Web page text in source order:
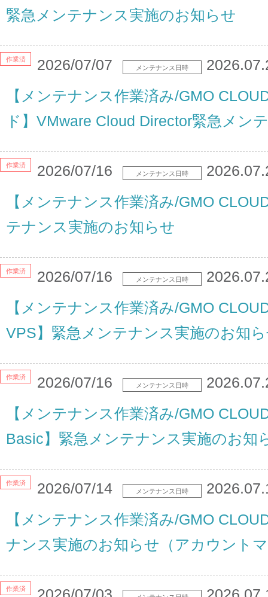
緊急メンテナンス実施のお知らせ
2026/07/07 メンテナンス日時
作業済
【メンテナンス作業済み/GMO
ド】VMware Cloud Director緊急メン
2026/07/16 メンテナンス日時
作業済
【メンテナンス作業済み/GMO
テナンス実施のお知らせ
2026/07/16 メンテナンス日時
作業済
【メンテナンス作業済み/GMO
VPS】緊急メンテナンス実施のお知
2026/07/16 メンテナンス日時
作業済
【メンテナンス作業済み/GMO
Basic】緊急メンテナンス実施のお知
2026/07/14 メンテナンス日時
作業済
【メンテナンス作業済み/GMO
ナンス実施のお知らせ（アカウント
作業済